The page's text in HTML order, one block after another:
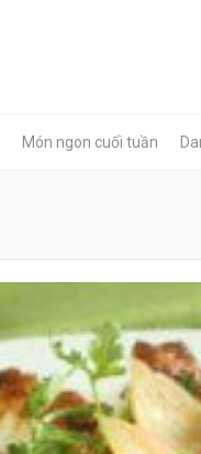
Món ngon cuối tuần